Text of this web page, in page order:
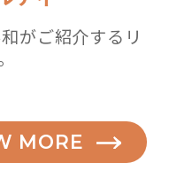
がご紹介するリ
MORE